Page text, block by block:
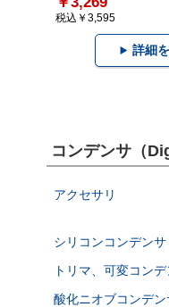
税込￥3,595
詳細
コンデンサ（
アクセサリ
シリコンコンデンサ
トリマ、可変コン
酸化ニオブコンデン